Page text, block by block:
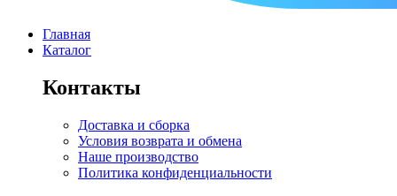
Главная
Каталог
Контакты
Доставка и сборка
Условия возврата и обмена
Наше производство
Политика конфиденциальности